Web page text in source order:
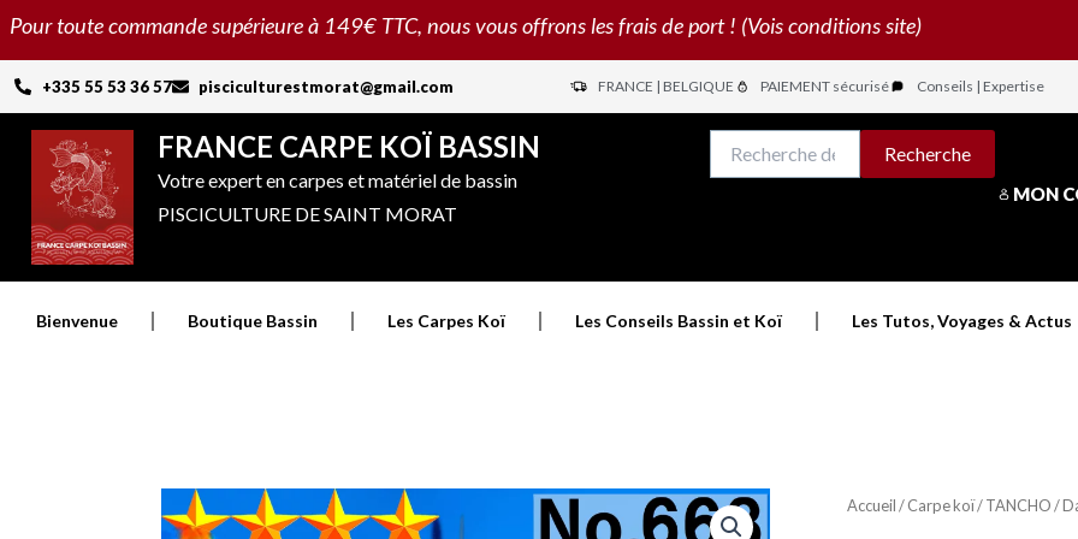
Aller
contenu
Pour toute commande supérieure à 149€ TTC, nous vous offrons les frais de port ! (Vois conditions site)
+335 55 53 36 57 pisciculturestmorat@gmail.com FRANCE | BELGIQUE PAIEMENT sécurisé Conseils | Expertise
FRANCE CARPE KOÏ BASSIN
Votre expert en carpes et matériel de bassin
PISCICULTURE DE SAINT MORAT
pour :
Recherche
MON
Bienvenue Boutique Bassin Les Carpes Koï Les Conseils Bassin et Koï Les Tutos, Voyages & Actus
Accueil/Carpe koï/TANCHO/